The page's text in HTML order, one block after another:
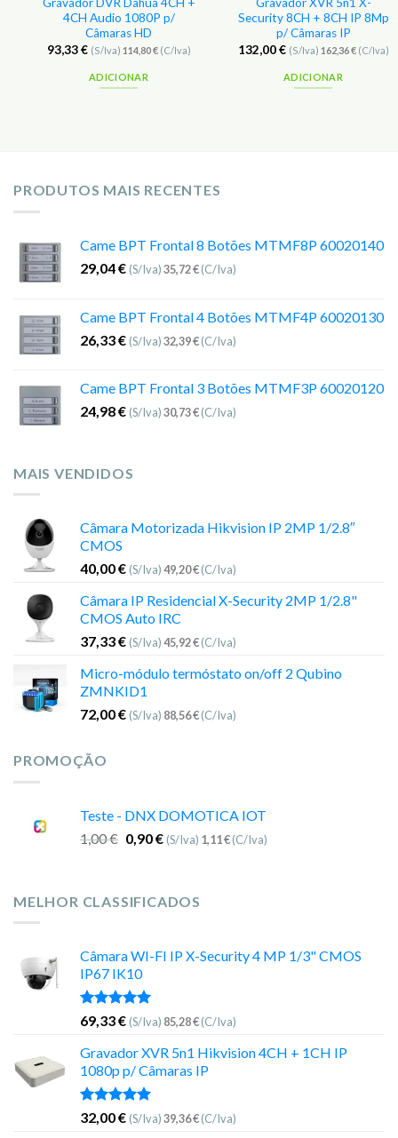
4CH Audio 1080P p/
Câmaras HD
93,33€ (S/Iva) 114,80€(C/Iva)
ADICIONAR
Security 8CH + 8CH IP 8Mp
p/ Câmaras IP
132,00€ (S/Iva) 162,36€(C/Iva)
ADICIONAR
PRODUTOS MAIS RECENTES
Came BPT Frontal 8 Botões MTMF8P 60020140
29,04€ (S/Iva)35,72€(C/Iva)
Came BPT Frontal 4 Botões MTMF4P 60020130
26,33€ (S/Iva)32,39€(C/Iva)
Came BPT Frontal 3 Botões MTMF3P 60020120
24,98€ (S/Iva)30,73€(C/Iva)
MAIS VENDIDOS
Câmara Motorizada Hikvision IP 2MP 1/2.8″
CMOS
40,00€ (S/Iva)49,20€(C/Iva)
Câmara IP Residencial X-Security 2MP 1/2.8"
CMOS Auto IRC
37,33€ (S/Iva)45,92€(C/Iva)
Micro-módulo termóstato on/off 2 Qubino
ZMNKID1
72,00€ (S/Iva) 88,56€(C/Iva)
PROMOÇÃO
Teste - DNX DOMOTICA IOT
1,00€ 0,90€ (S/Iva) 1,11€(C/Iva)
MELHOR CLASSIFICADOS
Câmara WI-FI IP X-Security 4 MP 1/3" CMOS
IP67 IK10
Avaliação
5.00
de 5
69,33€ (S/Iva) 85,28€(C/Iva)
Gravador XVR 5n1 Hikvision 4CH + 1CH IP
1080p p/ Câmaras IP
Avaliação
5.00
de 5
32,00€ (S/Iva)39,36€(C/Iva)